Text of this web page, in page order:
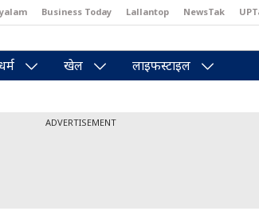
Business Today Lallantop NewsTak
खेल लाइफस्टाइल
ADVERTISEMENT